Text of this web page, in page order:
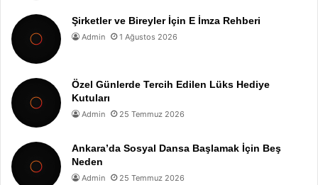
Şirketler ve Bireyler İçin E İmza Rehberi
Admin 1 Ağustos 2026
Özel Günlerde Tercih Edilen Lüks Hediye
Kutuları
Admin 25 Temmuz 2026
Ankara’da Sosyal Dansa Başlamak İçin Beş
Neden
Admin 25 Temmuz 2026